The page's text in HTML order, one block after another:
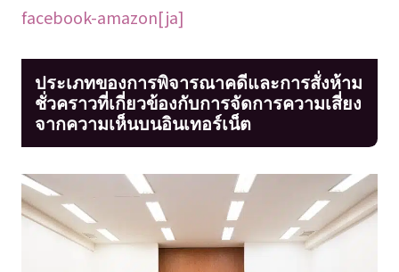
facebook-amazon[ja]
ประเภทของการพิจารณาคดีและการสั่งห้าม
ชั่วคราวที่เกี่ยวข้องกับการจัดการความเสี่ยง
จากความเห็นบนอินเทอร์เน็ต